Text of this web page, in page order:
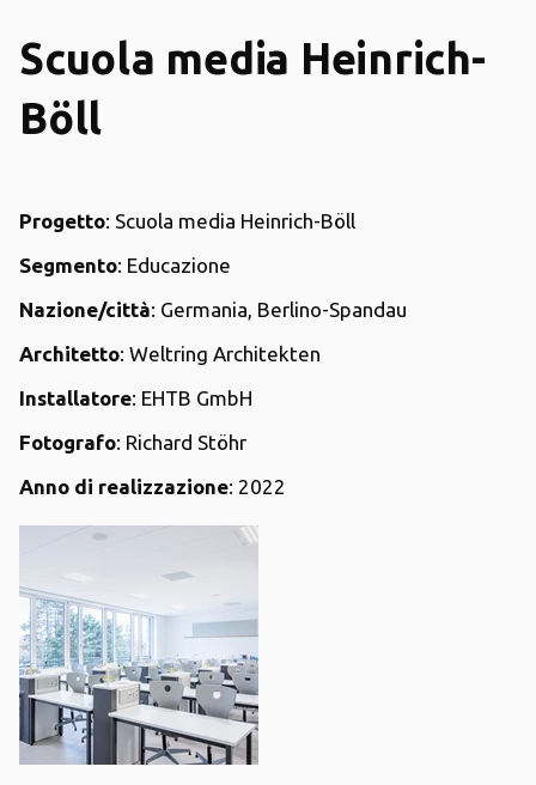
Scuola media Heinrich-
Böll
Progetto: Scuola media Heinrich-Böll
Segmento: Educazione
Nazione/città: Germania, Berlino-Spandau
Architetto: Weltring Architekten
Installatore: EHTB GmbH
Fotografo: Richard Stöhr
Anno di realizzazione: 2022